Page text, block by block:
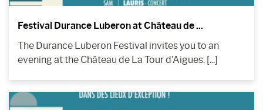
Festival Durance Luberon at Château de ...
The Durance Luberon Festival invites you to an
evening at the Château de La Tour d'Aigues. [...]